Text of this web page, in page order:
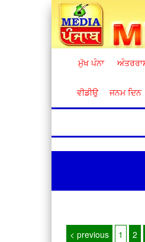
ਮੁੱਖ ਪੰਨਾ
ਵੀਡੀਉ ਜਨਮ ਦਿਨ
< previous 1 2